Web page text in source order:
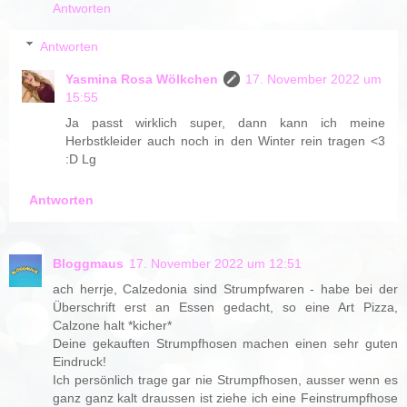
Antworten
Antworten
Yasmina Rosa Wölkchen
17. November 2022 um
15:55
Ja passt wirklich super, dann kann ich meine
Herbstkleider auch noch in den Winter rein tragen <3
:D Lg
Antworten
Bloggmaus 17. November 2022 um 12:51
ach herrje, Calzedonia sind Strumpfwaren - habe bei der
Überschrift erst an Essen gedacht, so eine Art Pizza,
Calzone halt *kicher*
Deine gekauften Strumpfhosen machen einen sehr guten
Eindruck!
Ich persönlich trage gar nie Strumpfhosen, ausser wenn es
ganz ganz kalt draussen ist ziehe ich eine Feinstrumpfhose